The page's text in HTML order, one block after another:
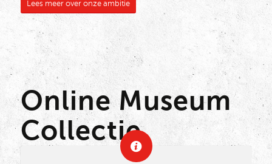
Lees meer over onze ambitie
Online Museum
Collectie